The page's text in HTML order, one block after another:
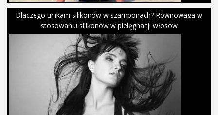
Dlaczego unikam silikonów w szamponach? Równowaga w
stosowaniu silikonów w pielęgnacji włosów